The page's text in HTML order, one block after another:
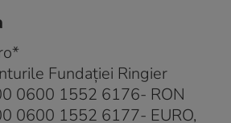
Fundaţiei Ringier
0600 1552 6176- RON
0600 1552 6177- EURO,